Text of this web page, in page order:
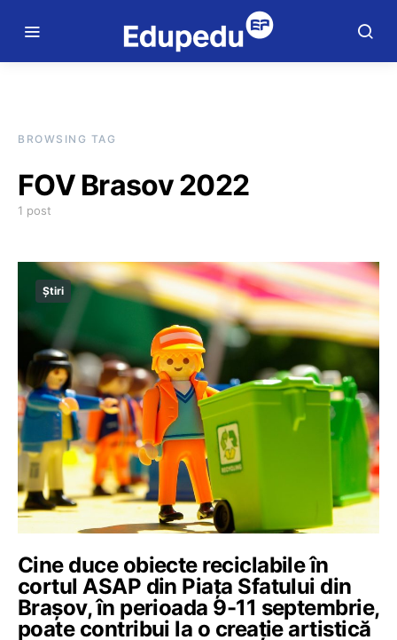
BROWSING TAG
FOV Brasov 2022
1 post
Știri
Cine duce obiecte reciclabile în
cortul ASAP din Piața Sfatului din
Brașov, în perioada 9-11 septembrie,
poate contribui la o creație artistică